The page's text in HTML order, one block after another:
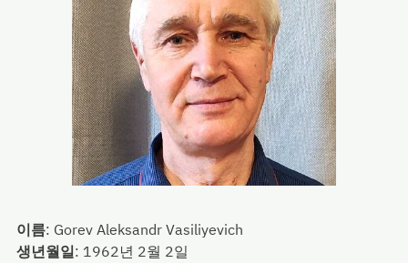
이름: Gorev Aleksandr Vasiliyevich
생년월일: 1962년 2월 2일